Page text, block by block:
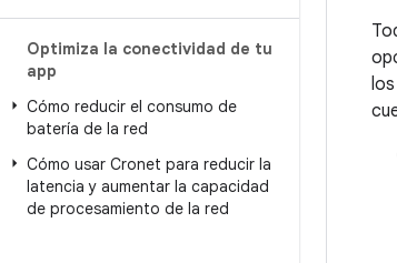
Optimiza la conectividad de tu
app
Cómo reducir el consumo de
batería de la red
Cómo usar Cronet para reducir la
latencia y aumentar la capacidad
de procesamiento de la red